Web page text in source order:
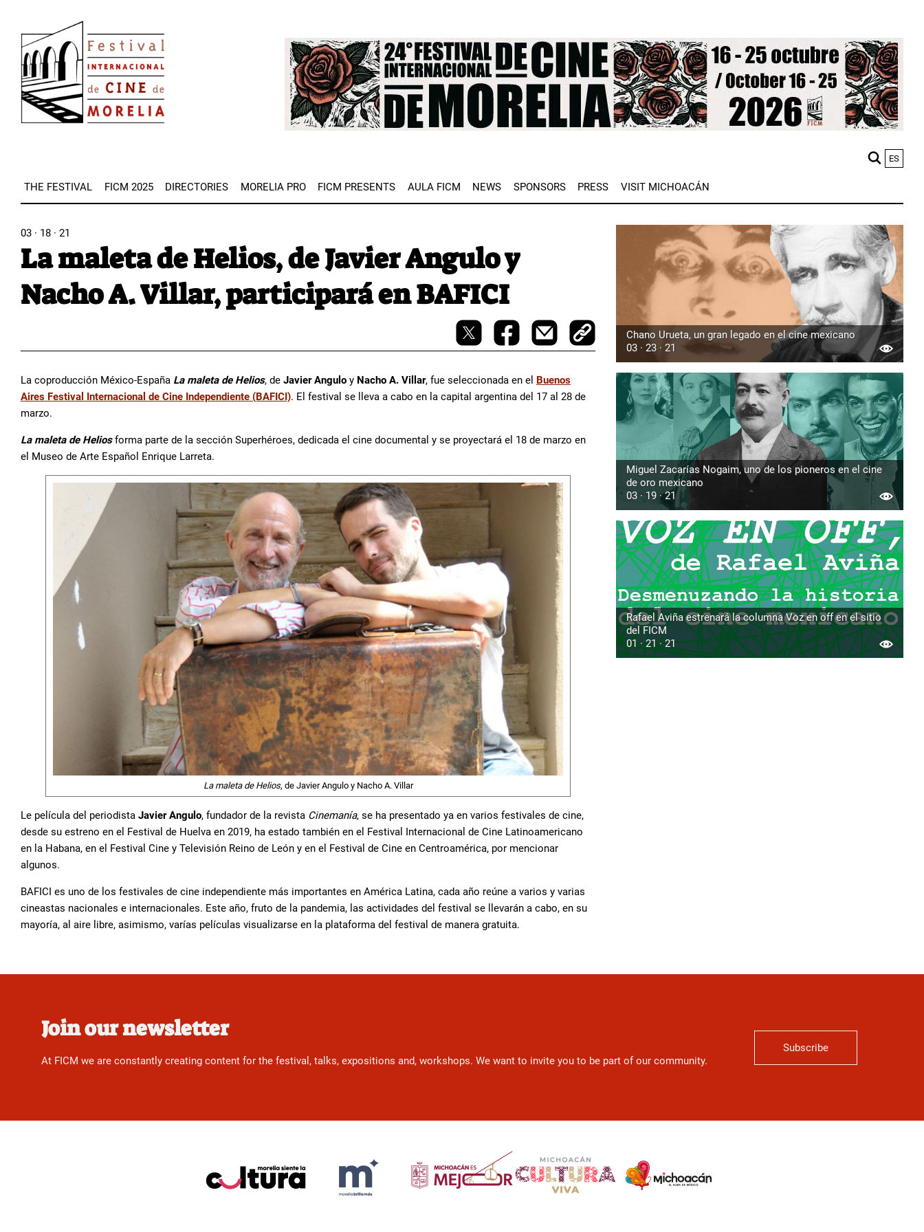
main
content
Image
ES
THE FESTIVAL FICM 2025 DIRECTORIES MORELIA PRO FICM PRESENTS AULA FICM NEWS SPONSORS PRESS VISIT MICHOACÁN
03 · 18 · 21
La maleta de Helios, de Javier Angulo y
Nacho A. Villar, participará en BAFICI
La coproducción México-España La maleta de Helios, de Javier Angulo y Nacho A. Villar, fue seleccionada en el Buenos
Aires Festival Internacional de Cine Independiente (BAFICI). El festival se lleva a cabo en la capital argentina del 17 al 28 de
marzo.
La maleta de Heliosforma parte de la sección Superhéroes, dedicada el cine documental y se proyectará el 18 de marzo en
el Museo de Arte Español Enrique Larreta.
La maleta de Helios, de Javier Angulo y Nacho A. Villar
Le película del periodista Javier Angulo, fundador de la revista Cinemanía, se ha presentado ya en varios festivales de cine,
desde su estreno en el Festival de Huelva en 2019, ha estado también en el Festival Internacional de Cine Latinoamericano
en la Habana, en el Festival Cine y Televisión Reino de León y en el Festival de Cine en Centroamérica, por mencionar
algunos.
BAFICI es uno de los festivales de cine independiente más importantes en América Latina, cada año reúne a varios y varias
cineastas nacionales e internacionales. Este año, fruto de la pandemia, las actividades del festival se llevarán a cabo, en su
mayoría, al aire libre, asimismo, varías películas visualizarse en la plataforma del festival de manera gratuita.
Chano Urueta, un gran legado en el cine mexicano
03 · 23 · 21
Miguel Zacarías Nogaim, uno de los pioneros en el cine
de oro mexicano
03 · 19 · 21
Rafael Aviña estrenará la columna Voz en off en el sitio
del FICM
01 · 21 · 21
Join our newsletter
At FICM we are constantly creating content for the festival, talks, expositions and, workshops. We want to invite you to be part of our community.
Subscribe